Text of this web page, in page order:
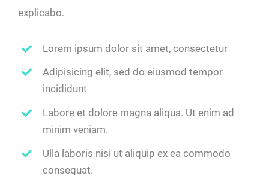
explicabo.
Lorem ipsum dolor sit amet, consectetur
Adipisicing elit, sed do eiusmod tempor
incididunt
Labore et dolore magna aliqua. Ut enim ad
minim veniam.
Ulla laboris nisi ut aliquip ex ea commodo
consequat.